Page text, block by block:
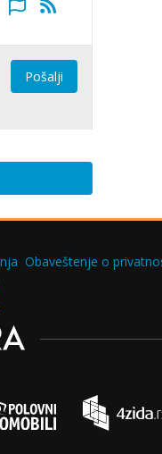
Pošalji
Obaveštenje o